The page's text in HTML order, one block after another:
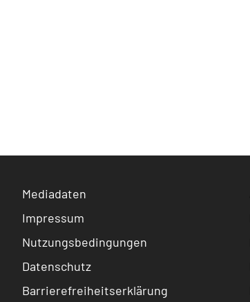
Mediadaten
Impressum
Nutzungsbedingungen
Datenschutz
Barrierefreiheitserklärung